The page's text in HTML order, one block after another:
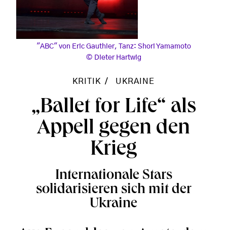
"ABC" von Eric Gauthier, Tanz: Shori Yamamoto
Dieter Hartwig
KRITIK UKRAINE
„Ballet for Life“ als
Appell gegen den
Krieg
Internationale Stars
solidarisieren sich mit der
Ukraine